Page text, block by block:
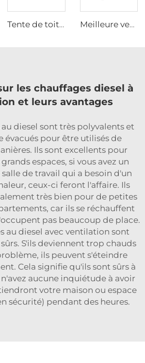
Tente de toit pour voiture en forme de triangle pour camping JP Capacité 4 personnes Coque rigide en aluminium Gris Noir Meilleure vente Climatiseur de stationnement 115v Climatiseur de toit pour camion 60HZ Climatiseur réfrigérateur
les chauffages diesel à
et leurs avantages
diesel sont très polyvalents et
évacués pour être utilisés de
Ils sont excellents pour
espaces, si vous avez un
de travail qui a besoin d'un
ceux-ci feront l'affaire. Ils
très bien pour de petites
car ils se réchauffent
pas beaucoup de place.
au diesel avec ventilation sont
S'ils deviennent trop chauds
ils peuvent s'éteindre
Cela signifie qu'ils sont sûrs à
aucune inquiétude à avoir
votre maison ou espace
sécurité) pendant des heures.